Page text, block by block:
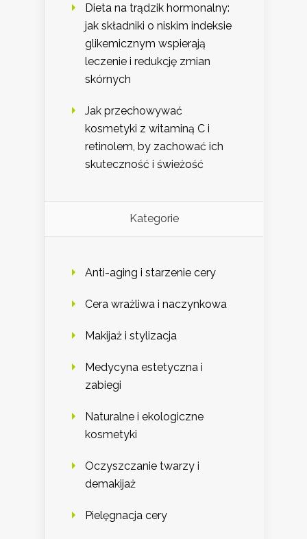
Dieta na trądzik hormonalny:
jak składniki o niskim indeksie
glikemicznym wspierają
leczenie i redukcję zmian
skórnych
Jak przechowywać
kosmetyki z witaminą C i
retinolem, by zachować ich
skuteczność i świeżość
Kategorie
Anti-aging i starzenie cery
Cera wrażliwa i naczynkowa
Makijaż i stylizacja
Medycyna estetyczna i
zabiegi
Naturalne i ekologiczne
kosmetyki
Oczyszczanie twarzy i
demakijaż
Pielęgnacja cery